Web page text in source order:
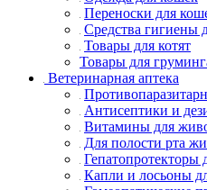
Переноски для
Средства гигиены
Товары для котят
Товары для
Ветеринарная аптека
Антисептики и
Витамины для
Для полости рта
Гепатопротекторы
Капли и лосьоны